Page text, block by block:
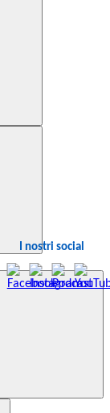
I nostri social